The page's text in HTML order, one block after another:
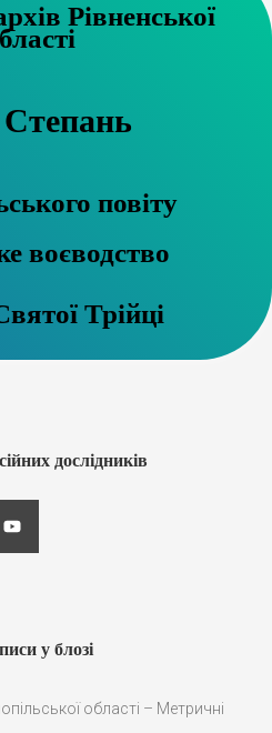
Степань
повіту
воєводство
Трійці
дослідників
у блозі
області – Метричні